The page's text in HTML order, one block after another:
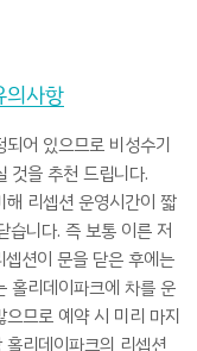
의사항
어 있으므로 비성수기
것을 추천 드립니다.
리셉션 운영시간이 짧
습니다. 즉 보통 이른 저
션이 문을 닫은 후에는
홀리데이파크에 차를 운
므로 예약 시 미리 마지
리데이파크의 리셉션